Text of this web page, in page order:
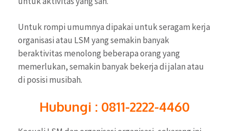
Untuk rompi umumnya dipakai untuk seragam kerja
organisasi atau LSM yang semakin banyak
beraktivitas menolong beberapa orang yang
memerlukan, semakin banyak bekerja di jalan atau
di posisi musibah.
Hubungi : 0811-2222-4460